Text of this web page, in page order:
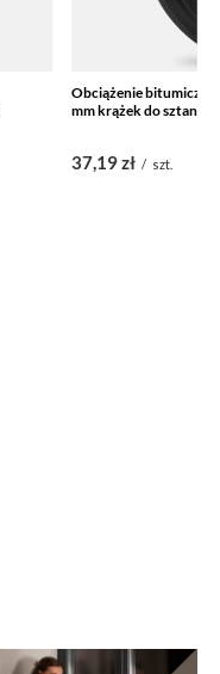
Obciążenie
mm krążek do sztangi
37,19 zł / szt.